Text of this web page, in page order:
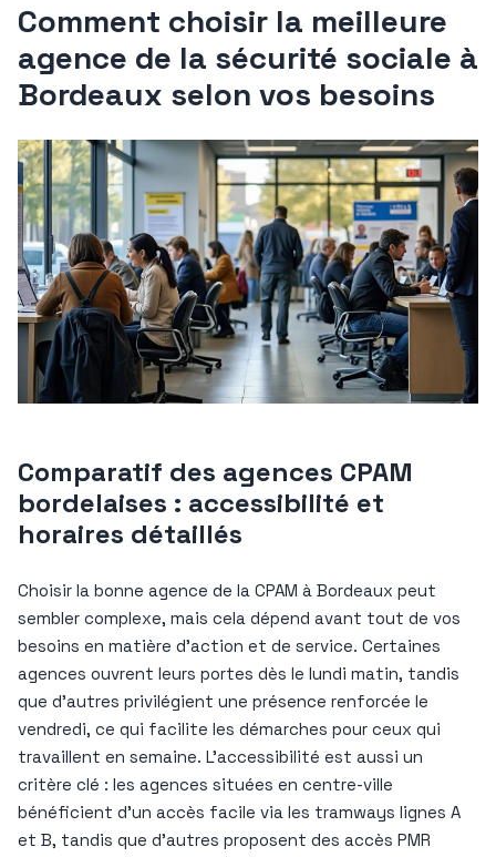
Comment choisir la meilleure
agence de la sécurité sociale à
Bordeaux selon vos besoins
Comparatif des agences CPAM
bordelaises : accessibilité et
horaires détaillés
Choisir la bonne agence de la CPAM à Bordeaux peut
sembler complexe, mais cela dépend avant tout de vos
besoins en matière d’action et de service. Certaines
agences ouvrent leurs portes dès le lundi matin, tandis
que d’autres privilégient une présence renforcée le
vendredi, ce qui facilite les démarches pour ceux qui
travaillent en semaine. L’accessibilité est aussi un
critère clé : les agences situées en centre-ville
bénéficient d’un accès facile via les tramways lignes A
et B, tandis que d’autres proposent des accès PMR